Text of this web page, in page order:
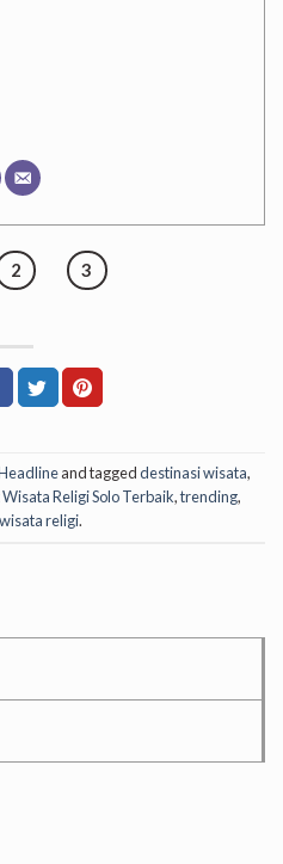
2 3
and taggeddestinasi wisata,
Religi Solo Terbaik,trending,
wisata religi.